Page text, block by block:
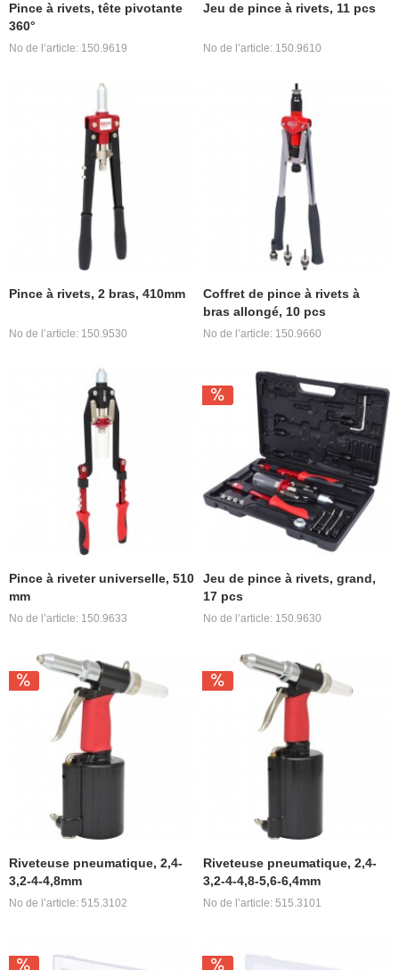
Pince à rivets, tête pivotante
360°
No de l’article: 150.9619
Jeu de pince à rivets, 11 pcs
No de l’article: 150.9610
Pince à rivets, 2 bras, 410mm
No de l’article: 150.9530
Coffret de pince à rivets à
bras allongé, 10 pcs
No de l’article: 150.9660
Pince à riveter universelle, 510
mm
No de l’article: 150.9633
Jeu de pince à rivets, grand,
17 pcs
No de l’article: 150.9630
Riveteuse pneumatique, 2,4-
3,2-4-4,8mm
No de l’article: 515.3102
Riveteuse pneumatique, 2,4-
3,2-4-4,8-5,6-6,4mm
No de l’article: 515.3101